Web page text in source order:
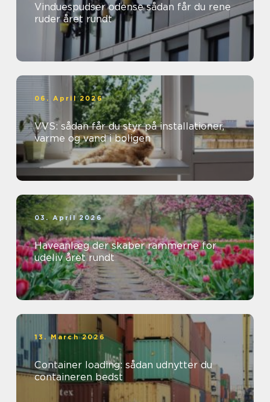
Vinduespudser odense sådan får du rene
ruder året rundt
06. April 2026
VVS: sådan får du styr på installationer,
varme og vand i boligen
03. April 2026
Haveanlæg der skaber rammerne for
udeliv året rundt
13. March 2026
Container loading: sådan udnytter du
containeren bedst